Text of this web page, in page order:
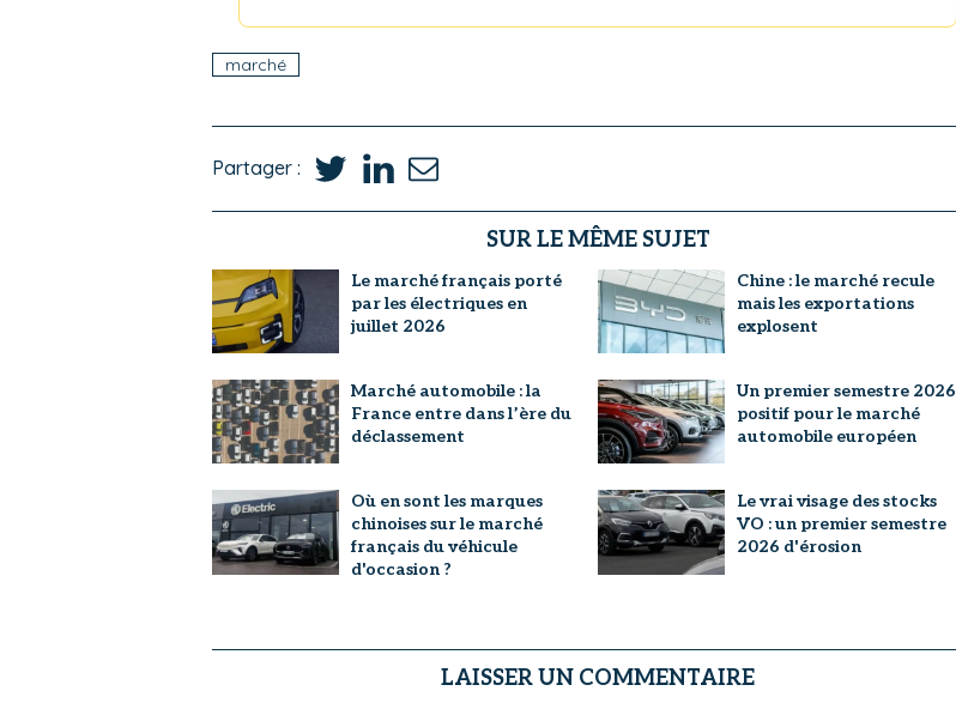
marché
Partager :
SUR LE MÊME SUJET
Le marché français porté
par les électriques en
juillet 2026
Chine : le marché recule
mais les exportations
explosent
Marché automobile : la
France entre dans l’ère du
déclassement
Un premier semestre 2026
positif pour le marché
automobile européen
Où en sont les marques
chinoises sur le marché
français du véhicule
d'occasion ?
Le vrai visage des stocks
VO : un premier semestre
2026 d'érosion
LAISSER UN COMMENTAIRE